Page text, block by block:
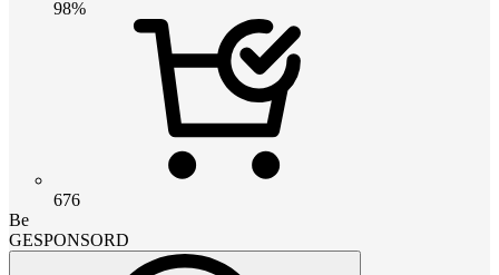
98%
676
Be
GESPONSORD